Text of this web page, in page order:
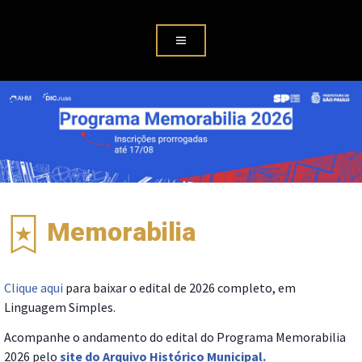
Memorabilia
Clique aqui para baixar o edital de 2026 completo, em
Linguagem Simples.
Acompanhe o andamento do edital do Programa Memorabilia
2026 pelo site do Arquivo Histórico Municipal.